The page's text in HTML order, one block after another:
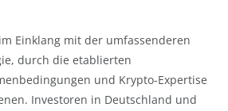
Einklang mit der umfassenderen
durch die etablierten
und Krypto-Expertise
Investoren in Deutschland und